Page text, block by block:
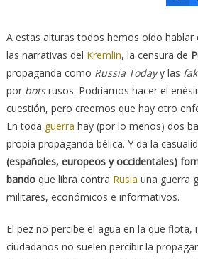
A estas alturas todos hemos oído hablar
las narrativas del Kremlin, la censura de
propaganda como Russia Todayy las
por botsrusos. Podríamos hacer el
cuestión, pero creemos que hay otro
En toda guerra hay (por lo menos) dos
propia propaganda bélica. Y da la
(españoles, europeos y occidentales)
bandoque libra contra Rusia una guerra
militares, económicos e informativos.
El pez no percibe el agua en la que flota,
ciudadanos no suelen percibir la